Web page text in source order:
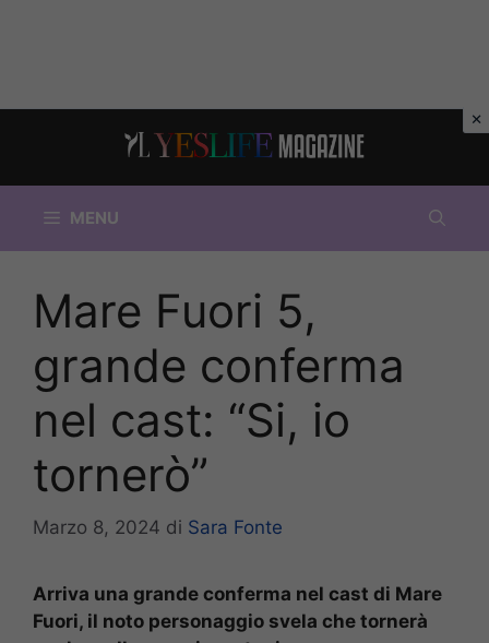
MENU
Mare Fuori 5,
grande conferma
nel cast: “Si, io
tornerò”
Marzo 8, 2024 di Sara Fonte
Arriva una grande conferma nel cast di Mare
Fuori, il noto personaggio svela che tornerà